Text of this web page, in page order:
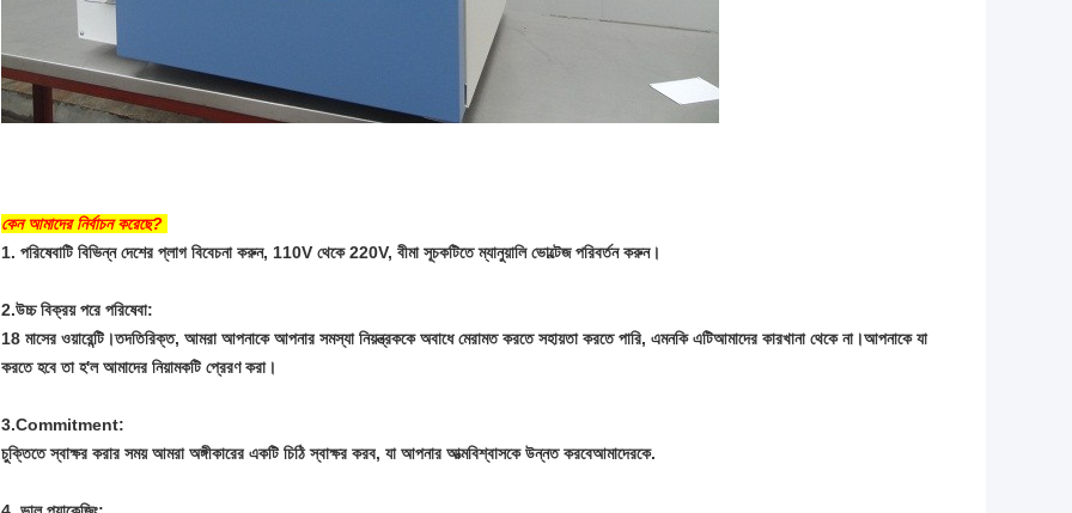
কেন আমাদের নির্বাচন করেছে?
1. পরিষেবাটি বিভিন্ন দেশের প্লাগ বিবেচনা করুন, 110V থেকে 220V, বীমা সূচকটিতে ম্যানুয়ালি ভোল্টেজ পরিবর্তন করুন।
2.উচ্চ বিক্রয় পরে পরিষেবা:
18 মাসের ওয়ারেন্টি।তদতিরিক্ত, আমরা আপনাকে আপনার সমস্যা নিয়ন্ত্রককে অবাধে মেরামত করতে সহায়তা করতে পারি, এমনকি এটিআমাদের কারখানা থেকে না।আপনাকে যা
করতে হবে তা হ'ল আমাদের নিয়ামকটি প্রেরণ করা।
3.Commitment:
চুক্তিতে স্বাক্ষর করার সময় আমরা অঙ্গীকারের একটি চিঠি স্বাক্ষর করব, যা আপনার আত্মবিশ্বাসকে উন্নত করবেআমাদেরকে.